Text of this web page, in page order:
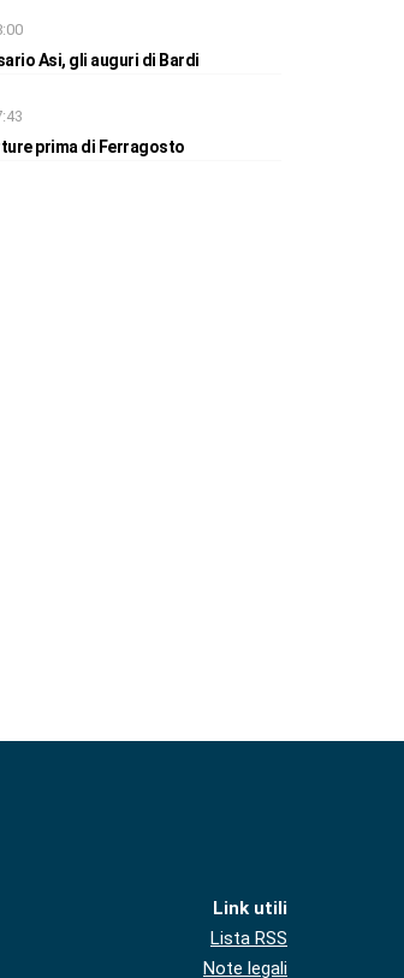
Asi, gli auguri di Bardi
prima di Ferragosto
Link utili
Lista RSS
Note legali